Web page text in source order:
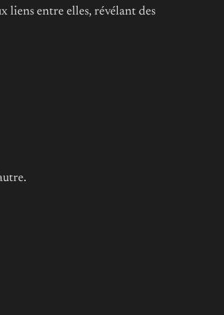
liens entre elles, révélant des